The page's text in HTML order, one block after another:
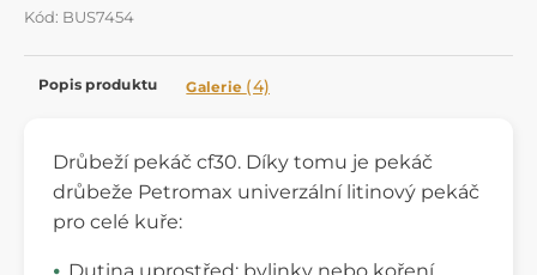
Kód: BUS7454
Popis produktu Galerie (4)
Drůbeží pekáč cf30. Díky tomu je pekáč
drůbeže Petromax univerzální litinový pekáč
pro celé kuře:
Dutina uprostřed: bylinky nebo koření